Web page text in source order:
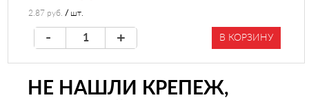
2.87 руб. / шт.
- + В КОРЗИНУ
НЕ НАШЛИ КРЕПЕЖ,